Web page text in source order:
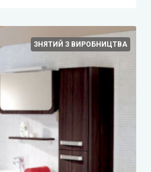
ЗНЯТИЙ З ВИРОБНИЦТВА